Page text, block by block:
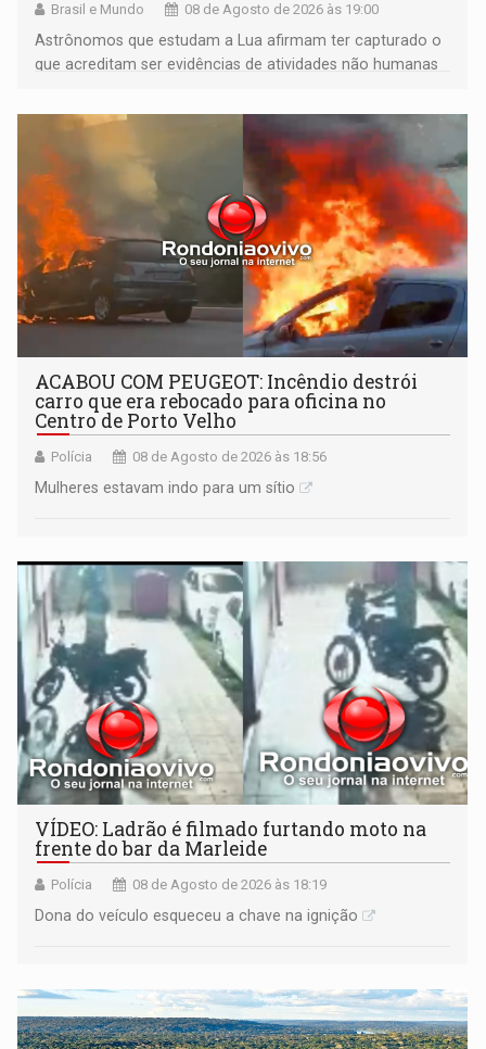
Brasil e Mundo 08 de Agosto de 2026 às 19:00
Astrônomos que estudam a Lua afirmam ter capturado o
que acreditam ser evidências de atividades não humanas
órbita
ACABOU COM PEUGEOT: Incêndio destrói
carro que era rebocado para oficina no
Centro de Porto Velho
Polícia 08 de Agosto de 2026 às 18:56
Mulheres estavam indo para um sítio
VÍDEO: Ladrão é filmado furtando moto na
frente do bar da Marleide
Polícia 08 de Agosto de 2026 às 18:19
Dona do veículo esqueceu a chave na ignição